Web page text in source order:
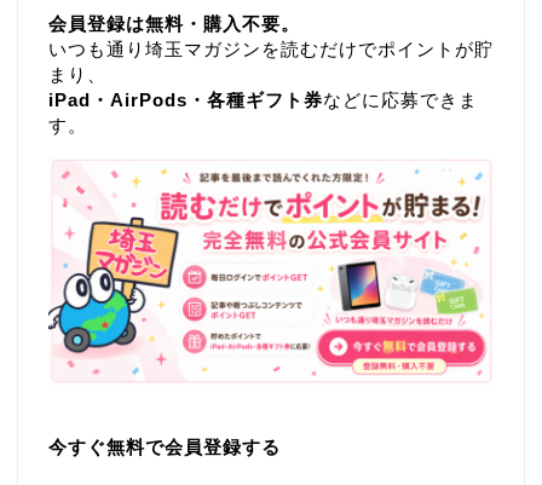
会員登録は無料・購入不要。
いつも通り埼玉マガジンを読むだけでポイントが貯
まり、
iPad・AirPods・各種ギフト券などに応募できま
す。
今すぐ無料で会員登録する